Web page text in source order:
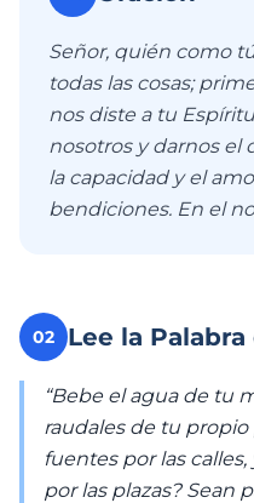
Señor, quién como
todas las cosas;
nos diste a tu
nosotros y darnos el
la capacidad y el
bendiciones. En el
02 Lee la
“Bebe el agua de tu
raudales de tu propio
fuentes por las
por las plazas? Sean